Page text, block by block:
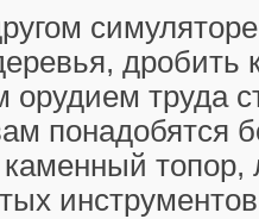
симуляторе
дробить
труда
понадобятся
топор,